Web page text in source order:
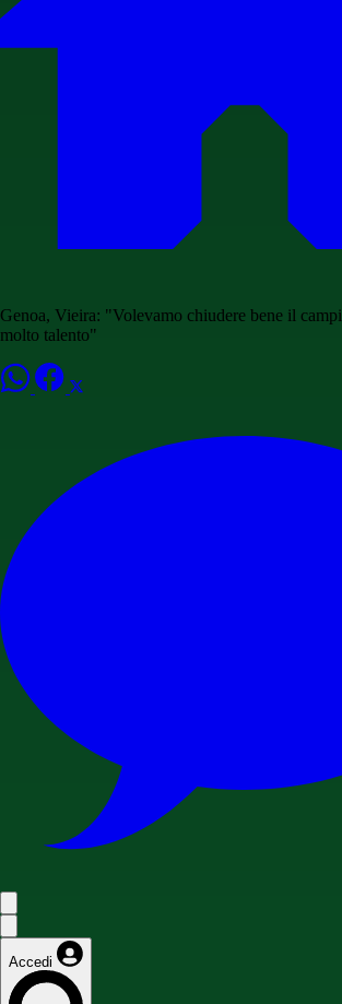
Genoa, Vieira: "Volevamo chiudere bene il
molto talento"
Accedi